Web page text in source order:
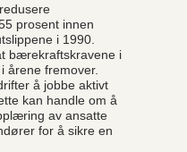
prosent innen
i 1990.
bærekraftskravene i
årene fremover.
å jobbe aktivt
kan handle om å
av ansatte
for å sikre en